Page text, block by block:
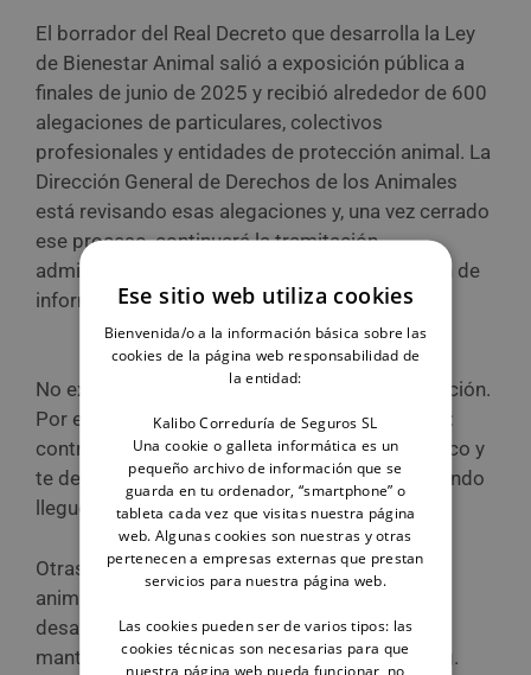
El borrador del Real Decreto que desarrolla la Ley
de Bienestar Animal salió a exposición pública a
finales de junio de 2025 y recibió alrededor de 600
alegaciones de particulares, colectivos
profesionales y entidades de protección animal. La
Dirección General de Derechos de los Animales
está revisando esas alegaciones y, una vez cerrado
ese proceso, continuará la tramitación
administrativa ordinaria, que incluye la petición de
informes al resto de ministerios.
No existe, por tanto, un plazo oficial de aprobación.
Por eso nuestra recomendación es no esperar:
contratar el seguro ahora es sencillo, económico y
te deja cubierto desde el primer día, llegue cuando
llegue el reglamento.
Otras medidas, como el listado positivo de
animales, siguen igualmente pendientes de su
desarrollo reglamentario. En cualquier caso, te
mantendremos informado en este mismo blog.
Ese sitio web utiliza cookies
Bienvenida/o a la información básica sobre las
cookies de la página web responsabilidad de
la entidad:
Kalibo Correduría de Seguros SL
Una cookie o galleta informática es un
pequeño archivo de información que se
guarda en tu ordenador, “smartphone” o
tableta cada vez que visitas nuestra página
web. Algunas cookies son nuestras y otras
pertenecen a empresas externas que prestan
servicios para nuestra página web.
Las cookies pueden ser de varios tipos: las
cookies técnicas son necesarias para que
nuestra página web pueda funcionar, no